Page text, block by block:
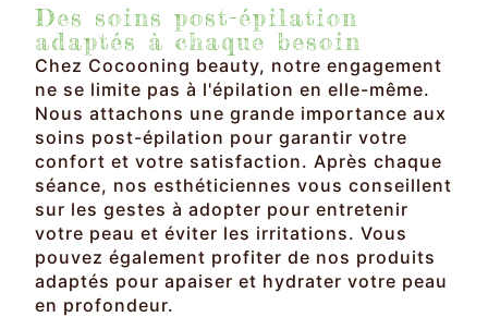
Des soins post-épilation
adaptés à chaque besoin
Chez Cocooning beauty, notre engagement
ne se limite pas à l'épilation en elle-même.
Nous attachons une grande importance aux
soins post-épilation pour garantir votre
confort et votre satisfaction. Après chaque
séance, nos esthéticiennes vous conseillent
sur les gestes à adopter pour entretenir
votre peau et éviter les irritations. Vous
pouvez également profiter de nos produits
adaptés pour apaiser et hydrater votre peau
en profondeur.